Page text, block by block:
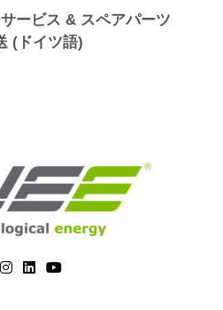
ービス & スペアパーツ
(ドイツ語)